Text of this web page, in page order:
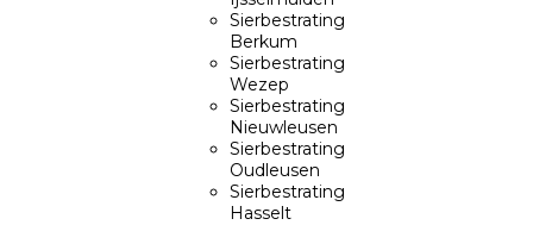
Sierbestrating
Berkum
Sierbestrating
Wezep
Sierbestrating
Nieuwleusen
Sierbestrating
Oudleusen
Sierbestrating
Hasselt